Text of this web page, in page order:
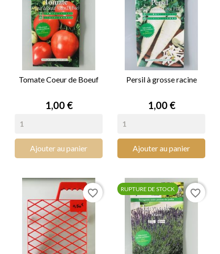
Tomate Coeur de Boeuf
Prix
1,00 €
Ajouter au panier
Persil à grosse racine
Prix
1,00 €
Ajouter au panier
favorite_border RUPTURE DE STOCK favorite_border